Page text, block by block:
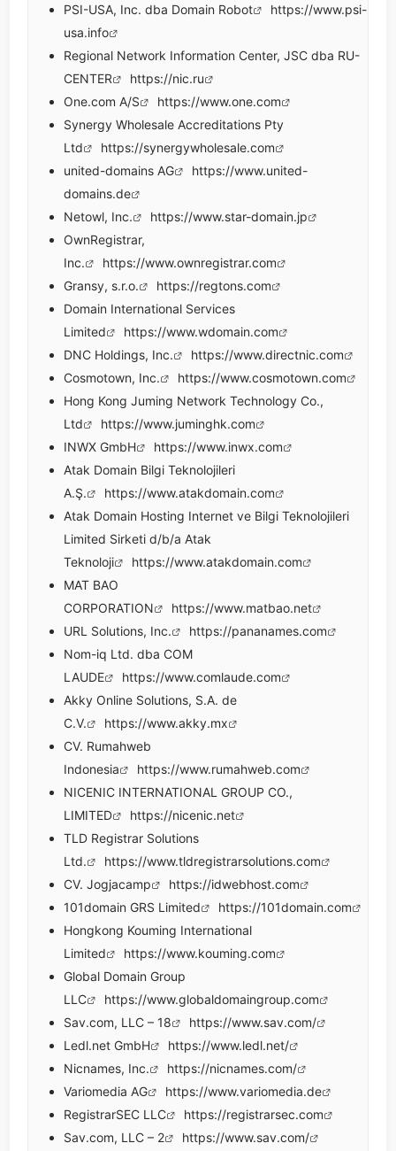
PSI-USA, Inc. dba Domain Robot
https://www.psi-
usa.info
Regional Network Information Center, JSC dba RU-
CENTER
https://nic.ru
One.com A/S
https://www.one.com
Synergy Wholesale Accreditations Pty
Ltd
https://synergywholesale.com
united-domains AG
https://www.united-
domains.de
Netowl, Inc.
https://www.star-domain.jp
OwnRegistrar,
Inc.
https://www.ownregistrar.com
Gransy, s.r.o.
https://regtons.com
Domain International Services
Limited
https://www.wdomain.com
DNC Holdings, Inc.
https://www.directnic.com
Cosmotown, Inc.
https://www.cosmotown.com
Hong Kong Juming Network Technology Co.,
Ltd
https://www.juminghk.com
INWX GmbH
https://www.inwx.com
Atak Domain Bilgi Teknolojileri
A.Ş.
https://www.atakdomain.com
Atak Domain Hosting Internet ve Bilgi Teknolojileri
Limited Sirketi d/b/a Atak
Teknoloji
https://www.atakdomain.com
MAT BAO
CORPORATION
https://www.matbao.net
URL Solutions, Inc.
https://pananames.com
Nom-iq Ltd. dba COM
LAUDE
https://www.comlaude.com
Akky Online Solutions, S.A. de
C.V.
https://www.akky.mx
CV. Rumahweb
Indonesia
https://www.rumahweb.com
NICENIC INTERNATIONAL GROUP CO.,
LIMITED
https://nicenic.net
TLD Registrar Solutions
Ltd.
https://www.tldregistrarsolutions.com
CV. Jogjacamp
https://idwebhost.com
101domain GRS Limited
https://101domain.com
Hongkong Kouming International
Limited
https://www.kouming.com
Global Domain Group
LLC
https://www.globaldomaingroup.com
Sav.com, LLC – 18
https://www.sav.com/
Ledl.net GmbH
https://www.ledl.net/
Nicnames, Inc.
https://nicnames.com/
Variomedia AG
https://www.variomedia.de
RegistrarSEC LLC
https://registrarsec.com
Sav.com, LLC – 2
https://www.sav.com/